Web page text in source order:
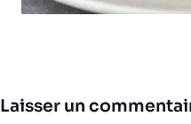
Laisser un